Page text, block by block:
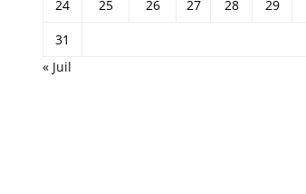
24
25 26 27 28 29
31
« Juil